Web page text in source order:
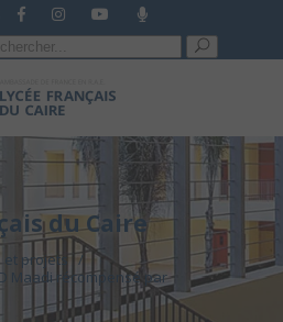
Recherche
pour :
du Caire
projets
/
Maadi récompensé par